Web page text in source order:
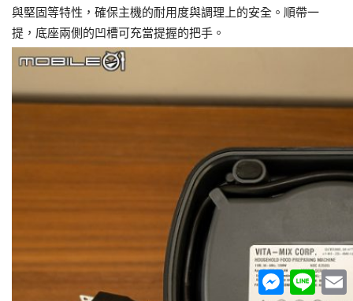
與堅固等特性，確保主機的耐用度與調理上的安全。順帶一
提，底座兩側的凹槽可充當提握的把手。
Messenger
Line